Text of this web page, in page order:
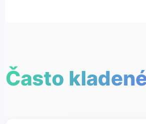
Často